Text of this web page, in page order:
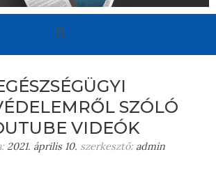
SZÓLÓ
VIDEÓK
2021. április 10. szerkesztő: admin